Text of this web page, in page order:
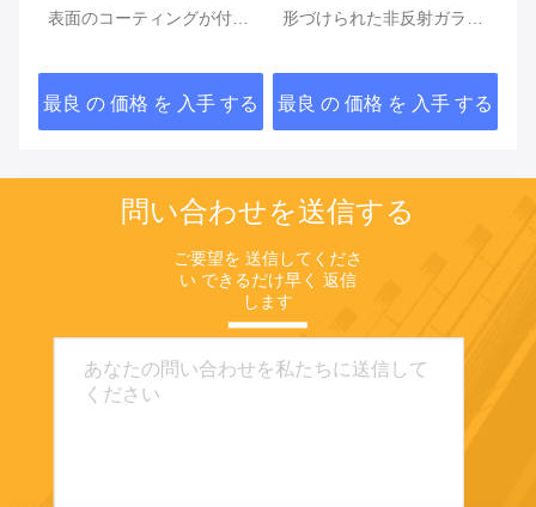
表面のコーティングが付い
ガラス
最良 の 価格 を 入手 する
形づけられた非反射ガラス
最良 の 価格 を 入手 する
問い合わせを送信する
ご要望を 送信してくださ
い できるだけ早く 返信
します